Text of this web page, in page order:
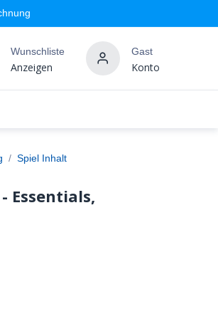
Wunschliste
Anzeigen
Gast
Konto
Spiel Inhalt
Essentials,